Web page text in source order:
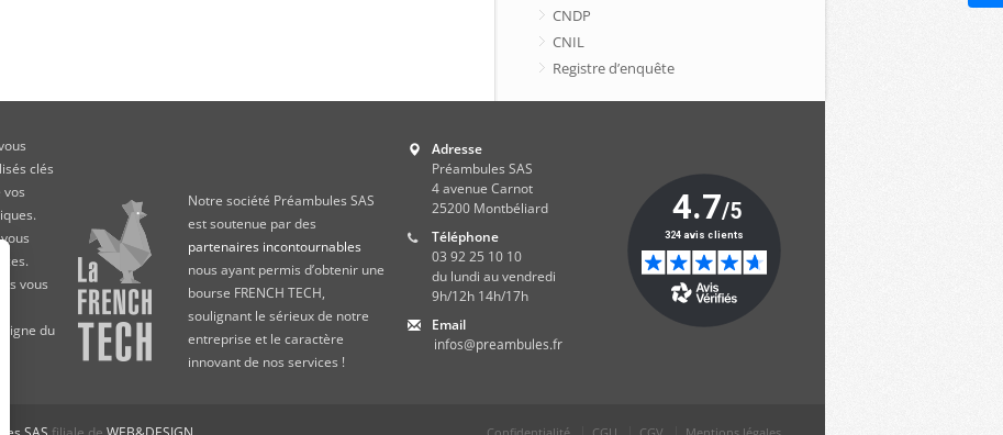
CNDP
CNIL
Registre d’enquête
clés
vous
ligne du
Notre société Préambules SAS
est soutenue par des
partenaires incontournables
nous ayant permis d’obtenir une
bourse FRENCH TECH,
soulignant le sérieux de notre
entreprise et le caractère
innovant de nos services !
Adresse
Préambules SAS
4 avenue Carnot
25200 Montbéliard
Téléphone
03 92 25 10 10
du lundi au vendredi
9h/12h 14h/17h
Email